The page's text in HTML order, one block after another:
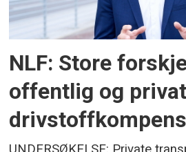
NLF: Store
offentlig og privat
UNDERSØKELSE: Private